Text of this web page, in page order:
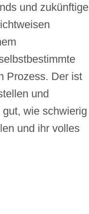
und zukünftige
Prozess. Der ist
und
wie schwierig
und ihr volles